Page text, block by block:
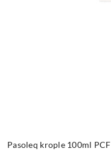
Pasoleq krople 100ml PCF